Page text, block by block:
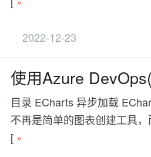
2022-12-23
使用Azure
目录 ECharts 异步加载
不再是简单的图表创建工具
[ »